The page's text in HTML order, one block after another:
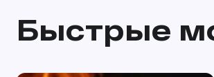
Быстрые